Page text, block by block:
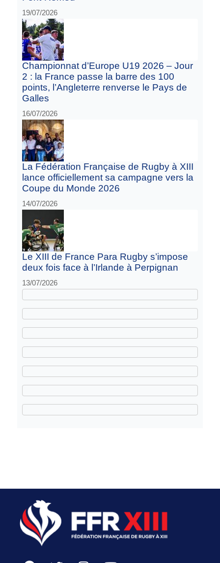
19/07/2026
Championnat d’Europe U19 2026 – Jour
2 : la France passe la barre des 100
points, l’Angleterre renverse le Pays de
Galles
16/07/2026
La Fédération Française de Rugby à XIII
lance officiellement sa campagne vers la
Coupe du Monde 2026
14/07/2026
Le XIII de France Para Rugby s’impose
deux fois face à l’Irlande à Perpignan
13/07/2026